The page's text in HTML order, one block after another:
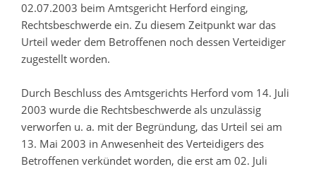
02.07.2003 beim Amtsgericht Herford einging,
Rechtsbeschwerde ein. Zu diesem Zeitpunkt war das
Urteil weder dem Betroffenen noch dessen Verteidiger
zugestellt worden.
Durch Beschluss des Amtsgerichts Herford vom 14. Juli
2003 wurde die Rechtsbeschwerde als unzulässig
verworfen u. a. mit der Begründung, das Urteil sei am
13. Mai 2003 in Anwesenheit des Verteidigers des
Betroffenen verkündet worden, die erst am 02. Juli